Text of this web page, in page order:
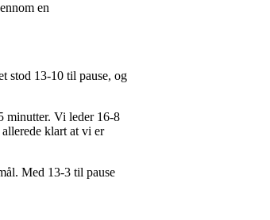
en
stod 13-10 til pause, og
minutter. Vi leder 16-8
klart at vi er
Med 13-3 til pause